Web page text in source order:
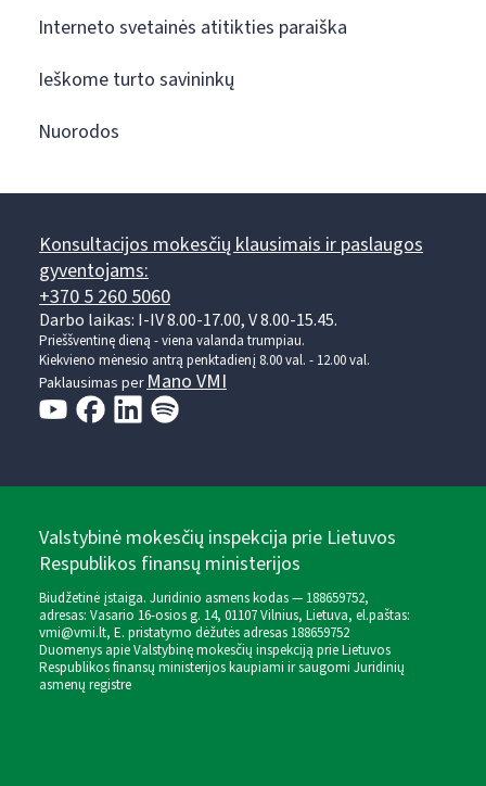
Interneto svetainės atitikties paraiška
Ieškome turto savininkų
Nuorodos
Konsultacijos mokesčių klausimais ir paslaugos
gyventojams:
+370 5 260 5060
Darbo laikas: I-IV 8.00-17.00, V 8.00-15.45.
Prieššventinę dieną - viena valanda trumpiau.
Kiekvieno mėnesio antrą penktadienį 8.00 val. - 12.00 val.
Paklausimas perMano VMI
Valstybinė mokesčių inspekcija prie Lietuvos
Respublikos finansų ministerijos
Biudžetinė įstaiga. Juridinio asmens kodas — 188659752,
adresas: Vasario 16-osios g. 14, 01107 Vilnius, Lietuva, el.paštas:
vmi@vmi.lt, E. pristatymo dėžutės adresas 188659752
Duomenys apie Valstybinę mokesčių inspekciją prie Lietuvos
Respublikos finansų ministerijos kaupiami ir saugomi Juridinių
asmenų registre